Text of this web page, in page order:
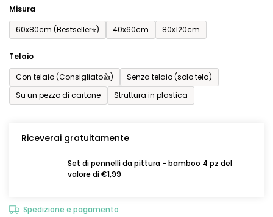
Misura
60x80cm (Bestseller⭐)
40x60cm 80x120cm
Telaio
Con telaio (Consigliato👍)
Senza telaio (solo tela)
Su un pezzo di cartone
Struttura in plastica
Riceverai gratuitamente
Set di pennelli da pittura - bamboo 4 pz del
valore di €1,99
Spedizione e pagamento